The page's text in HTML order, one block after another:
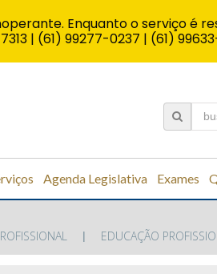
Agenda Legislativa Exames
EDUCAÇÃO
Enquanto o serviço é
7313 | (61) 99277-0237 | (61)